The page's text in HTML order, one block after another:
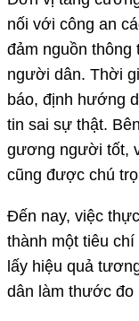
nối với công an
đảm nguồn thông
người dân. Thời
báo, định hướng
tin sai sự thật.
gương người tốt,
cũng được chú
Đến nay, việc
thành một tiêu
lấy hiệu quả
dân làm thước đo